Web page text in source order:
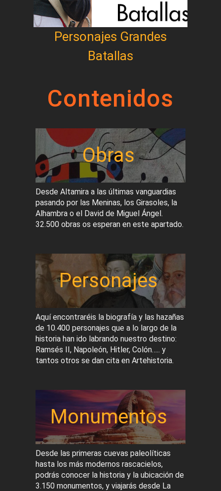
Personajes Grandes
Batallas
Contenidos
Obras
Desde Altamira a las últimas vanguardias
pasando por las Meninas, los Girasoles, la
Alhambra o el David de Miguel Ángel.
32.500 obras os esperan en este apartado.
Personajes
Aquí encontraréis la biografía y las hazañas
de 10.400 personajes que a lo largo de la
historia han ido labrando nuestro destino:
Ramsés II, Napoleón, Hitler, Colón….. y
tantos otros se dan cita en Artehistoria.
Monumentos
Desde las primeras cuevas paleolíticas
hasta los más modernos rascacielos,
podrás conocer la historia y la ubicación de
3.150 monumentos, y viajarás desde La